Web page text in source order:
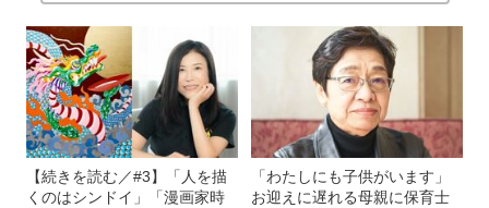
【続きを読む／#3】「人を描
くのはシンドイ」「漫画家時
「わたしにも子供がいます」
お迎えに遅れる母親に保育士